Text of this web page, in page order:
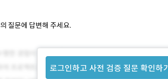
질문에 답변해 주세요.
로그인하고 사전 검증 질문 확인하기